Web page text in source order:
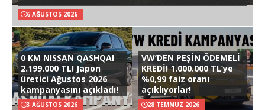
6 AĞUSTOS 2026
0 KM NISSAN QASHQAI
2.199.000 TL! Japon
üretici Ağustos 2026
kampanyasını açıkladı!
3 AĞUSTOS 2026
VW’DEN PEŞİN ÖDEMELİ
KREDİ! 1.000.000 TL’ye
%0,99 faiz oranı
açıklıyorlar!
28 TEMMUZ 2026